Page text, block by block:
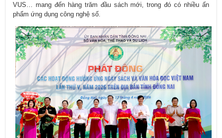
VUS… mang đến hàng trăm đầu sách mới, trong đó có nhiều ấn
phẩm ứng dụng công nghệ số.